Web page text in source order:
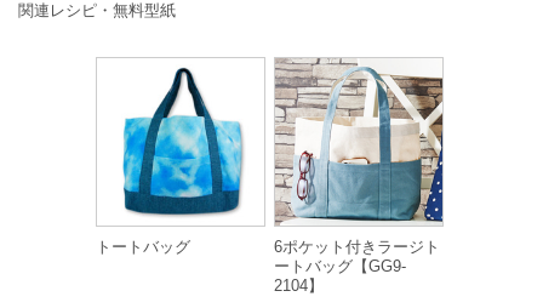
関連レシピ・無料型紙
トートバッグ
6ポケット付きラージト
ートバッグ【GG9-
2104】